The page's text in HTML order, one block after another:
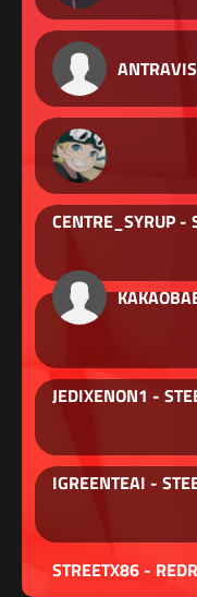
CENTRE_SYRUP -
JEDIXENON1 -
IGREENTEAI -
STREETX86 -